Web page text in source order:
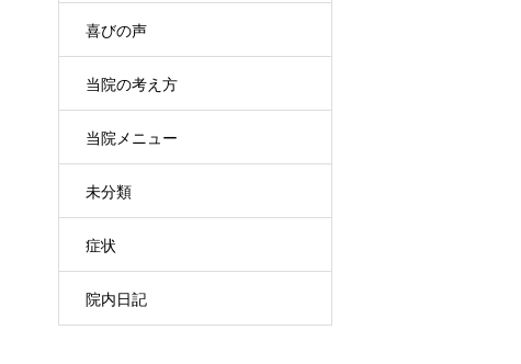
喜びの声
当院の考え方
当院メニュー
未分類
症状
院内日記